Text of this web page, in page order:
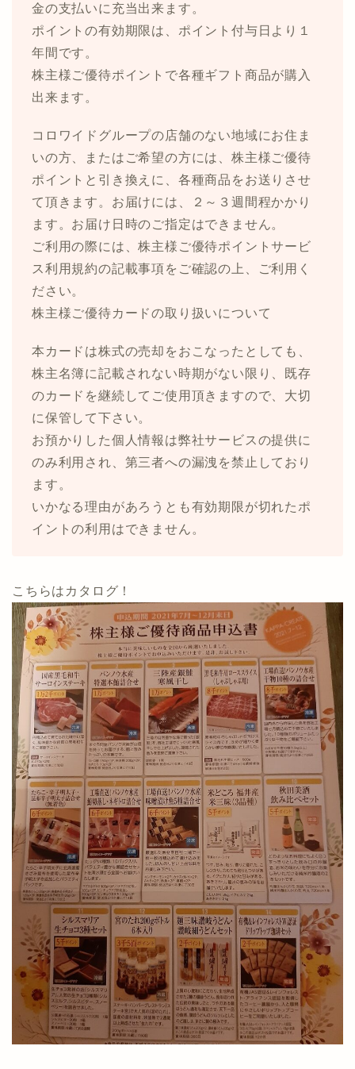
金の支払いに充当出来ます。
ポイントの有効期限は、ポイント付与日より１
年間です。
株主様ご優待ポイントで各種ギフト商品が購入
出来ます。
コロワイドグループの店舗のない地域にお住ま
いの方、またはご希望の方には、株主様ご優待
ポイントと引き換えに、各種商品をお送りさせ
て頂きます。お届けには、２～３週間程かかり
ます。お届け日時のご指定はできません。
ご利用の際には、株主様ご優待ポイントサービ
ス利用規約の記載事項をご確認の上、ご利用く
ださい。
株主様ご優待カードの取り扱いについて
本カードは株式の売却をおこなったとしても、
株主名簿に記載されない時期がない限り、既存
のカードを継続してご使用頂きますので、大切
に保管して下さい。
お預かりした個人情報は弊社サービスの提供に
のみ利用され、第三者への漏洩を禁止しており
ます。
いかなる理由があろうとも有効期限が切れたポ
イントの利用はできません。
こちらはカタログ！